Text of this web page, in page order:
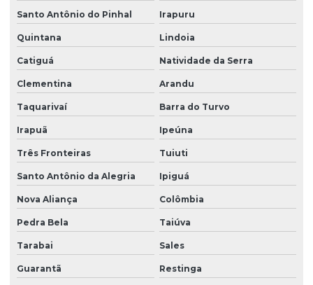
Santo Antônio do Pinhal Irapuru
Quintana Lindoia
Catiguá Natividade da Serra
Clementina Arandu
Taquarivaí Barra do Turvo
Irapuã Ipeúna
Três Fronteiras Tuiuti
Santo Antônio da Alegria Ipiguá
Nova Aliança Colômbia
Pedra Bela Taiúva
Tarabai Sales
Guarantã Restinga